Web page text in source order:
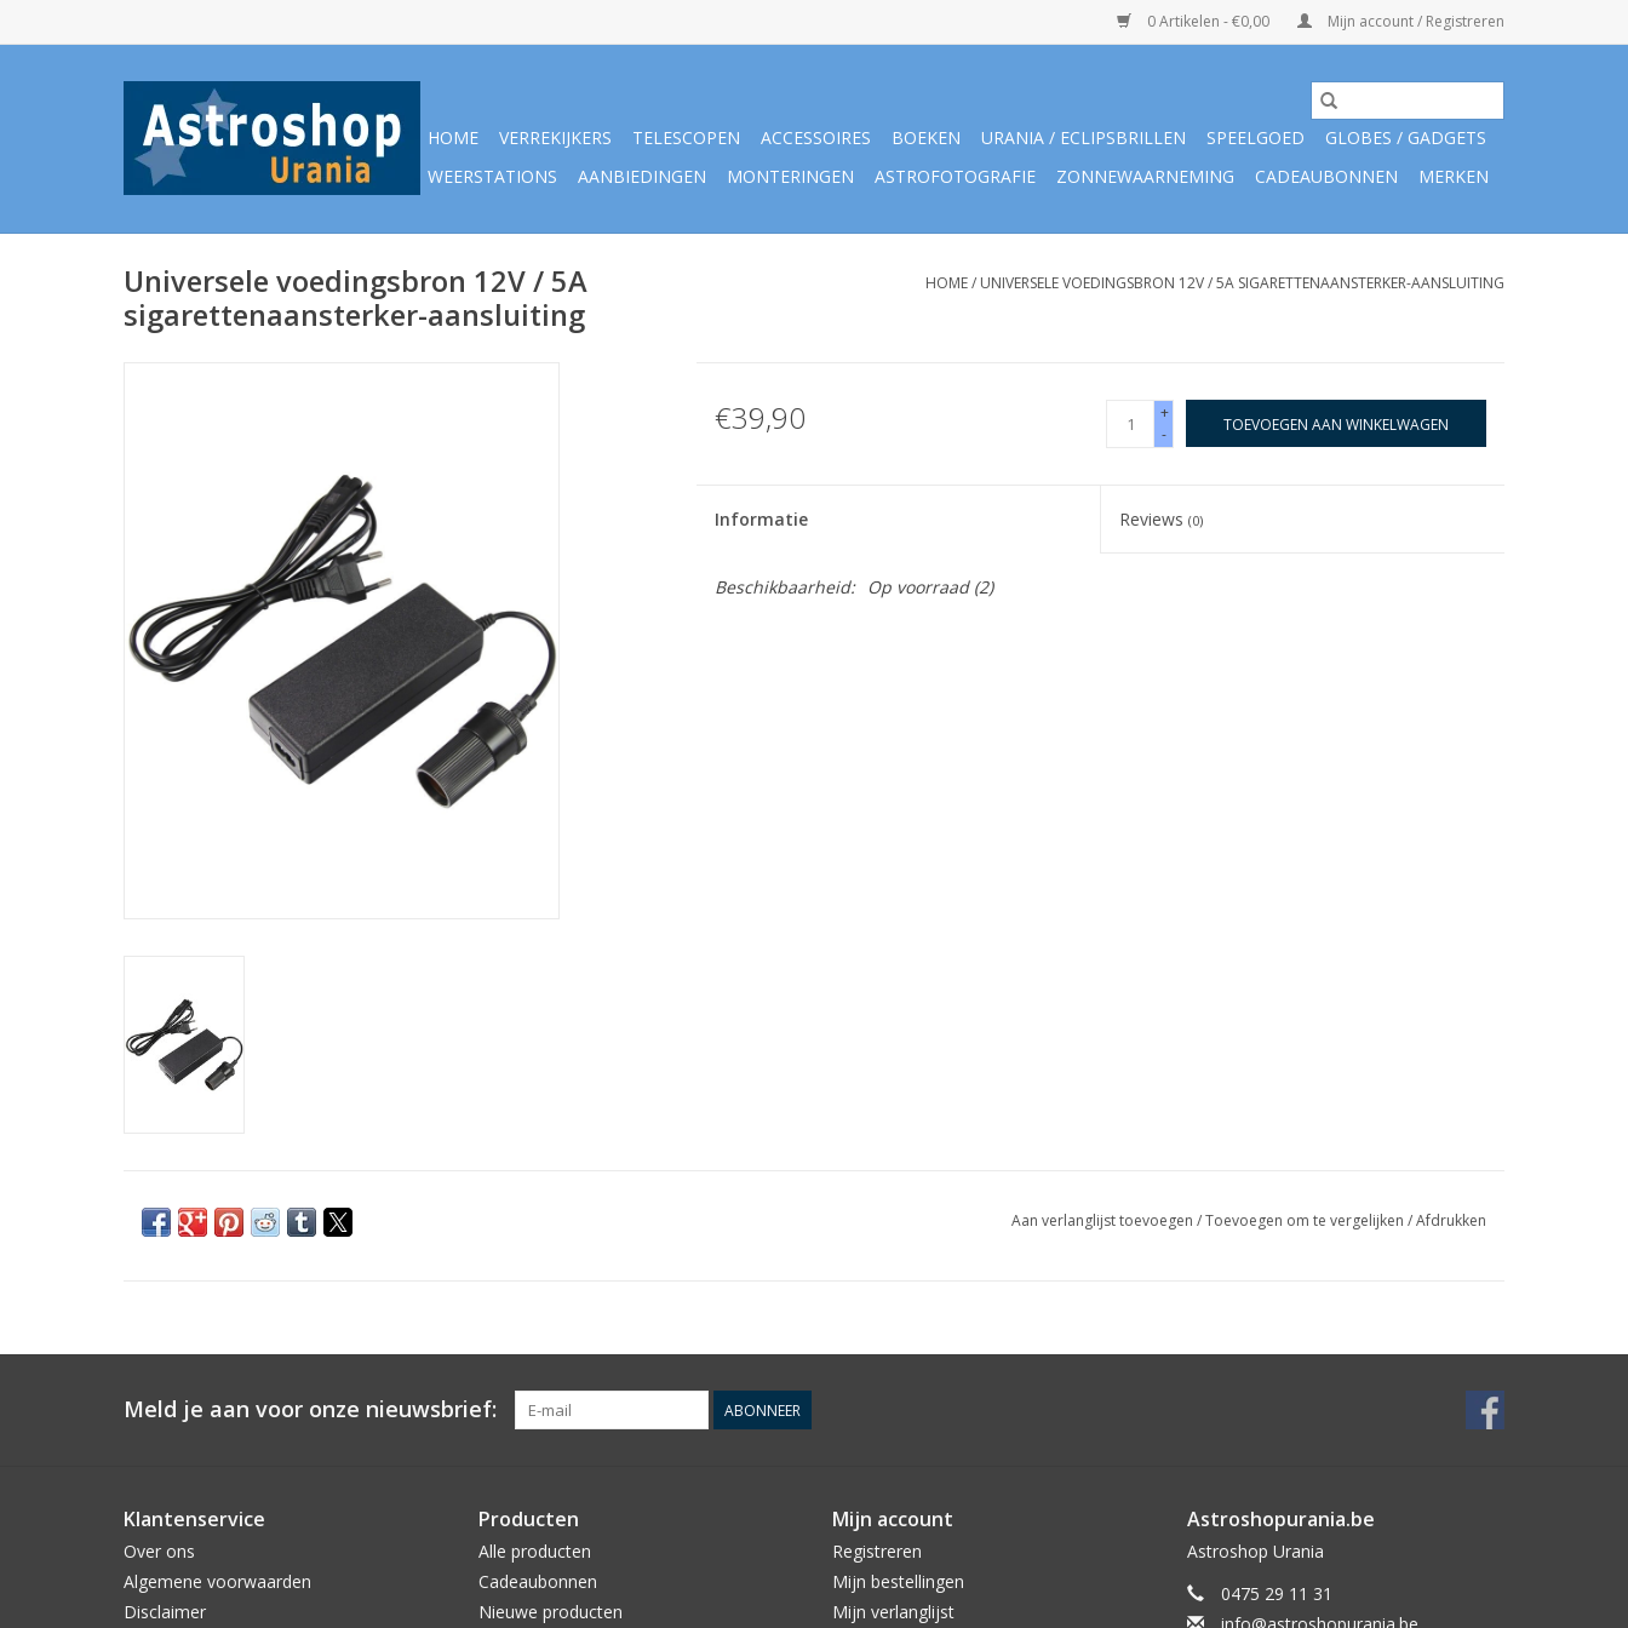
0 Artikelen - €0,00 Mijn account / Registreren
HOME VERREKIJKERS TELESCOPEN ACCESSOIRES BOEKEN URANIA / ECLIPSBRILLEN SPEELGOED
GLOBES / GADGETS
WEERSTATIONS
AANBIEDINGEN MONTERINGEN ASTROFOTOGRAFIE ZONNEWAARNEMING CADEAUBONNEN MERKEN
Universele voedingsbron 12V / 5A
sigarettenaansterker-aansluiting
HOME/ UNIVERSELE VOEDINGSBRON 12V / 5A SIGARETTENAANSTERKER-AANSLUITING
€39,90
+
-
TOEVOEGEN AAN WINKELWAGEN
Informatie Reviews(0)
Beschikbaarheid: Op voorraad(2)
Aan verlanglijst toevoegen /Toevoegen om te vergelijken /Afdrukken
Meld je aan voor onze nieuwsbrief: ABONNEER
Klantenservice
Over ons
Algemene voorwaarden
Disclaimer
Producten
Alle producten
Cadeaubonnen
Nieuwe producten
Mijn account
Registreren
Mijn bestellingen
Mijn verlanglijst
Astroshopurania.be
Astroshop Urania
0475 29 11 31
info@astroshopurania.be